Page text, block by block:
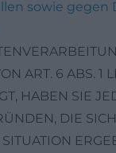
sowie
ART. 6 ABS. 1
HABEN SIE
DIE